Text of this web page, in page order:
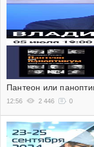
Пантеон или
12:56 2 446 0